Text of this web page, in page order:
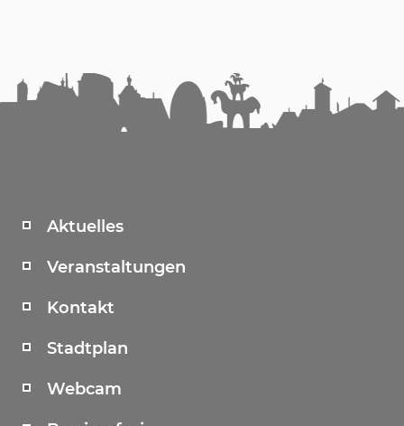
Aktuelles
Veranstaltungen
Kontakt
Stadtplan
Webcam